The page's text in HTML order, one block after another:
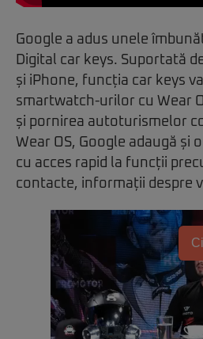
Google a adus unele
Digital car keys. Suportată
și iPhone, funcția car keys
smartwatch-urilor cu Wear
și pornirea autoturismelor
Wear OS, Google adaugă și
cu acces rapid la funcții
contacte, informații despre